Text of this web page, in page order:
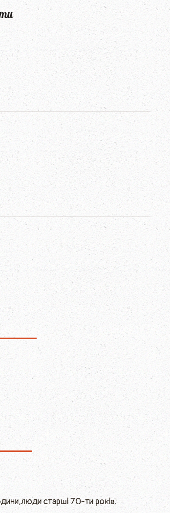
старшi 70-ти рокiв.